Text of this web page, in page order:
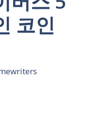
코인